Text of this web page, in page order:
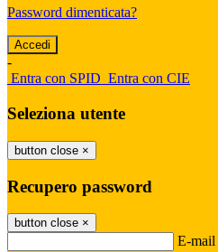
Password dimenticata?
-
Entra con SPID Entra con CIE
Seleziona utente
button close ×
Recupero password
button close ×
E-mail